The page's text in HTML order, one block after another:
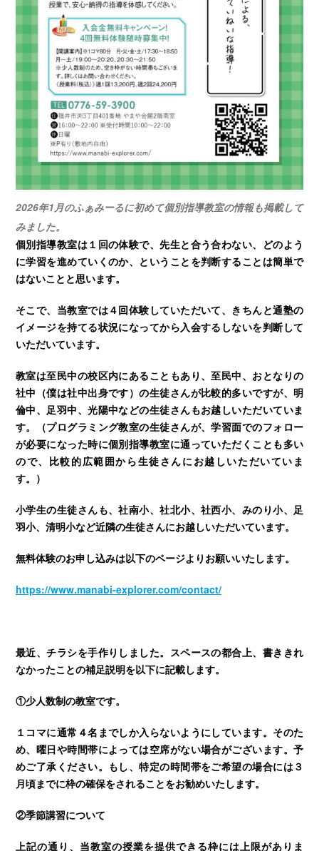
2026年1月のふぁみーるに初めて個別指導教室の情報も掲載して
みました。
個別指導教室は１回の体験で、先生と合う合わない、どのよう
に学習を進めていくのか、ということを判断することは簡単で
はないことと思います。
そこで、当教室では４回体験していただいて、きちんと通塾の
イメージを持てる状況になってから入会するしないを判断して
いただいています。
教室は至民中の校区内にあることもあり、至民中、おとなりの
社中（僕は社中出身です）の生徒さんが比較的多いですが、明
倫中、足羽中、光陽中などの生徒さんもお越しいただいていま
す。（プログラミング教室の生徒さんが、学習面でのフォロー
が必要になった時に個別指導教室に通っていただくことも多い
ので、比較的広範囲から生徒さんにお越しいただいていま
す。）
小学生の生徒さんも、社南小、社北小、社西小、みのり小、足
羽小、清明小など近隣の生徒さんにお越しいただいています。
無料体験のお申し込みは以下のページよりお願いいたします。
https://www.manabi-explorer.com/contact/
最近、チラシを手作りしました。スペースの都合上、書ききれ
なかったことの補足説明を以下に記載します。
①少人数制の教室です。
１コマに通常４名までしか入らないようにしています。そのた
め、曜日や時間帯によっては空席がない場合がございます。予
めご了承ください。もし、特定の時間帯をご希望の場合には３
月頃までに枠の確保をされることをお勧めいたします。
②季節講習について
上記の通り、当教室の授業を提供できる枠には上限がありま